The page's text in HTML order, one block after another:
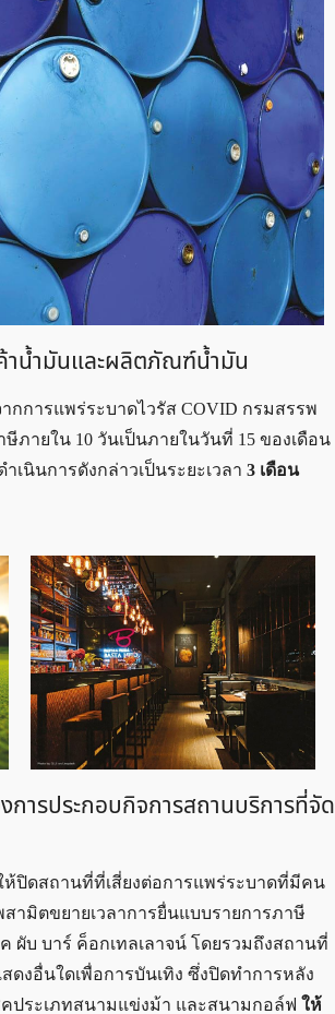
ค้าน้ำมันและผลิตภัณฑ์น้ำมัน
กการแพร่ระบาดไวรัส COVID กรมสรรพ
ายใน 10 วันเป็นภายในวันที่ 15 ของเดือน
นินการดังกล่าวเป็นระยะเวลา 3 เดือน
การประกอบกิจการสถานบริการที่จัด
ห้ปิดสถานที่ที่เสี่ยงต่อการแพร่ระบาดที่มีคน
สามิตขยายเวลาการยื่นแบบรายการภาษี
บ บาร์ ค็อกเทลเลาจน์ โดยรวมถึงสถานที่
งอื่นใดเพื่อการบันเทิง ซึ่งปิดทำการหลัง
ประเภทสนามแข่งม้า และสนามกอล์ฟ ให้